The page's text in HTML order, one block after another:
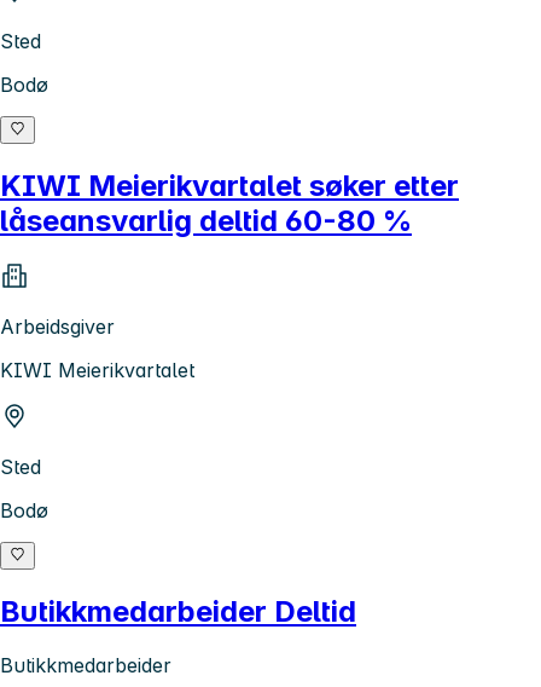
Sted
Bodø
KIWI Meierikvartalet søker etter
låseansvarlig deltid 60-80 %
Arbeidsgiver
KIWI Meierikvartalet
Sted
Bodø
Butikkmedarbeider Deltid
Butikkmedarbeider